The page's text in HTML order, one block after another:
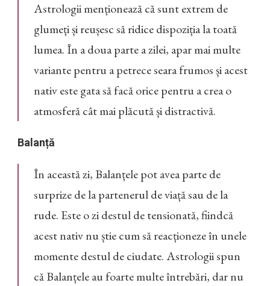
Astrologii menționează că sunt extrem de
glumeți și reușesc să ridice dispoziția la toată
lumea. În a doua parte a zilei, apar mai multe
variante pentru a petrece seara frumos și acest
nativ este gata să facă orice pentru a crea o
atmosferă cât mai plăcută și distractivă.
Balanță
În această zi, Balanțele pot avea parte de
surprize de la partenerul de viață sau de la
rude. Este o zi destul de tensionată, fiindcă
acest nativ nu știe cum să reacționeze în unele
momente destul de ciudate. Astrologii spun
că Balanțele au foarte multe întrebări, dar nu